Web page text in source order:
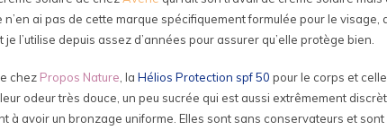
n’en ai pas de cette marque spécifiquement formulée pour le
l’utilise depuis assez d’années pour assurer qu’elle protège bien.
chez Propos Nature, la Hélios Protection spf 50 pour le corps et
odeur très douce, un peu sucrée qui est aussi extrêmement
à avoir un bronzage uniforme. Elles sont sans conservateurs et